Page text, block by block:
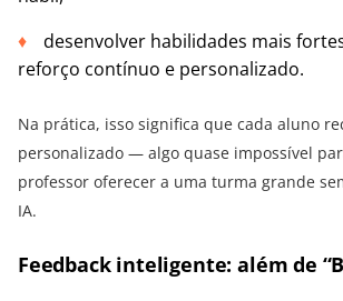
desenvolver habilidades mais
reforço contínuo e personalizado.
Na prática, isso significa que cada aluno
personalizado — algo quase impossível
professor oferecer a uma turma grande
IA.
Feedback inteligente: além de